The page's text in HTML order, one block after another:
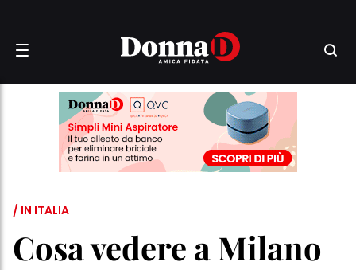
/ IN ITALIA
Cosa vedere a Milano